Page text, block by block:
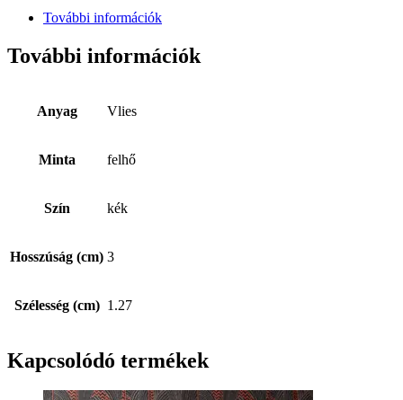
További információk
További információk
Anyag Vlies
Minta felhő
Szín kék
Hosszúság (cm) 3
Szélesség (cm) 1.27
Kapcsolódó termékek